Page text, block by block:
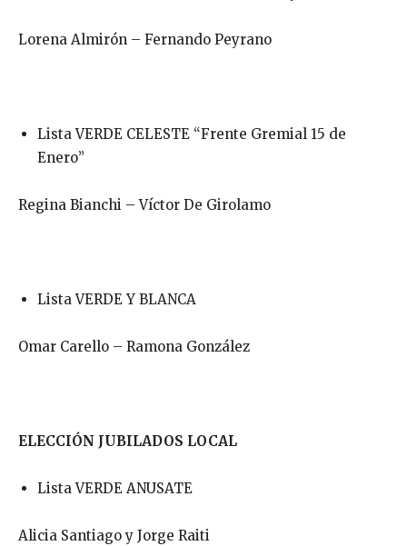
Lorena Almirón – Fernando Peyrano
Lista VERDE CELESTE “Frente Gremial 15 de
Enero”
Regina Bianchi – Víctor De Girolamo
Lista VERDE Y BLANCA
Omar Carello – Ramona González
ELECCIÓN JUBILADOS LOCAL
Lista VERDE ANUSATE
Alicia Santiago y Jorge Raiti